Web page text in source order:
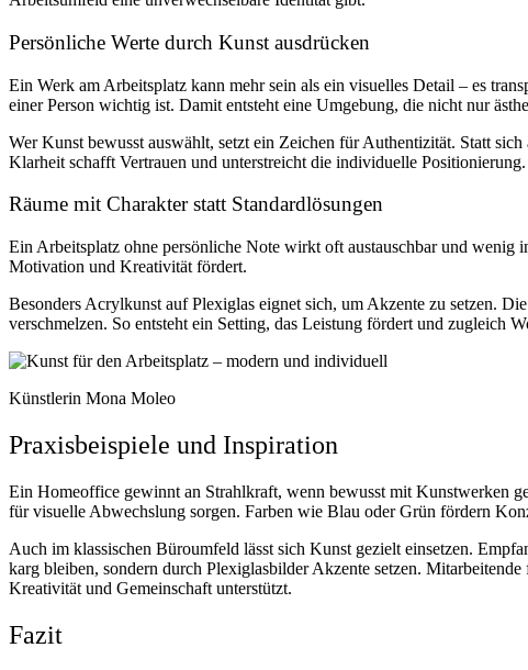
Persönliche Werte durch Kunst ausdrücken
Ein Werk am Arbeitsplatz kann mehr sein als ein visuelles Detail – es
einer Person wichtig ist. Damit entsteht eine Umgebung, die nicht nur
Wer Kunst bewusst auswählt, setzt ein Zeichen für Authentizität. Statt
Klarheit schafft Vertrauen und unterstreicht die individuelle Positionierung.
Räume mit Charakter statt Standardlösungen
Ein Arbeitsplatz ohne persönliche Note wirkt oft austauschbar und wenig
Motivation und Kreativität fördert.
Besonders Acrylkunst auf Plexiglas eignet sich, um Akzente zu setzen.
verschmelzen. So entsteht ein Setting, das Leistung fördert und zugleich
Künstlerin Mona Moleo
Praxisbeispiele und Inspiration
Ein Homeoffice gewinnt an Strahlkraft, wenn bewusst mit Kunstwerken
für visuelle Abwechslung sorgen. Farben wie Blau oder Grün fördern
Auch im klassischen Büroumfeld lässt sich Kunst gezielt einsetzen.
karg bleiben, sondern durch Plexiglasbilder Akzente setzen.
Kreativität und Gemeinschaft unterstützt.
Fazit